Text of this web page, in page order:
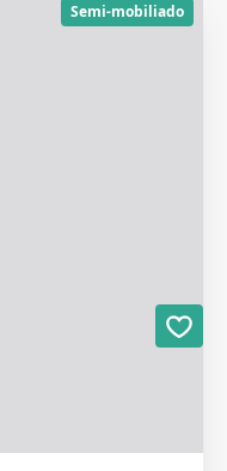
Semi-mobiliado